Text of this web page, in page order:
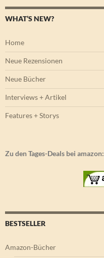
WHAT’S NEW?
Home
Neue Rezensionen
Neue Bücher
Interviews + Artikel
Features + Storys
Zu den Tages-Deals bei amazon:
BESTSELLER
Amazon-Bücher